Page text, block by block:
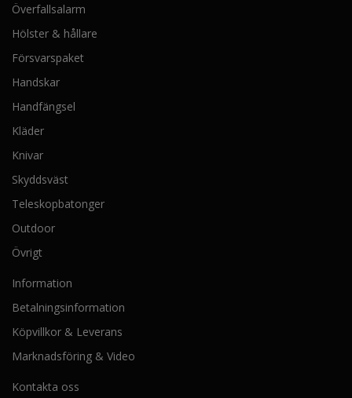
Överfallsalarm
Hölster & hållare
Försvarspaket
Handskar
Handfängsel
Kläder
Knivar
Skyddsväst
Teleskopbatonger
Outdoor
Övrigt
Information
Betalningsinformation
Köpvillkor & Leverans
Marknadsföring & Video
Kontakta oss